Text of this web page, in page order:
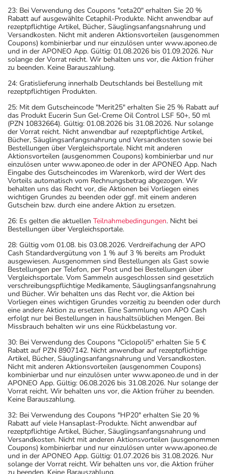
23: Bei Verwendung des Coupons "ceta20" erhalten Sie 20 %
Rabatt auf ausgewählte Cetaphil-Produkte. Nicht anwendbar auf
rezeptpflichtige Artikel, Bücher, Säuglingsanfangsnahrung und
Versandkosten. Nicht mit anderen Aktionsvorteilen (ausgenommen
Coupons) kombinierbar und nur einzulösen unter www.aponeo.de
und in der APONEO App. Gültig: 01.08.2026 bis 01.09.2026. Nur
solange der Vorrat reicht. Wir behalten uns vor, die Aktion früher
zu beenden. Keine Barauszahlung.
24: Gratislieferung innerhalb Deutschlands bei Bestellung mit
rezeptpflichtigen Produkten.
25: Mit dem Gutscheincode "Merit25" erhalten Sie 25 % Rabatt auf
das Produkt Eucerin Sun Gel-Creme Oil Control LSF 50+, 50 ml
(PZN 10832664). Gültig: 01.08.2026 bis 31.08.2026. Nur solange
der Vorrat reicht. Nicht anwendbar auf rezeptpflichtige Artikel,
Bücher, Säuglingsanfangsnahrung und Versandkosten sowie bei
Bestellungen über Vergleichsportale. Nicht mit anderen
Aktionsvorteilen (ausgenommen Coupons) kombinierbar und nur
einzulösen unter www.aponeo.de oder in der APONEO App. Nach
Eingabe des Gutscheincodes im Warenkorb, wird der Wert des
Vorteils automatisch vom Rechnungsbetrag abgezogen. Wir
behalten uns das Recht vor, die Aktionen bei Vorliegen eines
wichtigen Grundes zu beenden oder ggf. mit einem anderen
Gutschein bzw. durch eine andere Aktion zu ersetzen.
26: Es gelten die aktuellen Teilnahmebedingungen. Nicht bei
Bestellungen über Vergleichsportale.
28: Gültig vom 01.08. bis 03.08.2026. Verdreifachung der APO
Cash Standardvergütung von 1 % auf 3 % bereits am Produkt
ausgewiesen. Ausgenommen sind Bestellungen als Gast sowie
Bestellungen per Telefon, per Post und bei Bestellungen über
Vergleichsportale. Vom Sammeln ausgeschlossen sind gesetzlich
verschreibungspflichtige Medikamente, Säuglingsanfangsnahrung
und Bücher. Wir behalten uns das Recht vor, die Aktion bei
Vorliegen eines wichtigen Grundes vorzeitig zu beenden oder durch
eine andere Aktion zu ersetzen. Eine Sammlung von APO Cash
erfolgt nur bei Bestellungen in haushaltsüblichen Mengen. Bei
Missbrauch behalten wir uns eine Rückbelastung vor.
30: Bei Verwendung des Coupons "Ciclopoli5" erhalten Sie 5 €
Rabatt auf PZN 8907142. Nicht anwendbar auf rezeptpflichtige
Artikel, Bücher, Säuglingsanfangsnahrung und Versandkosten.
Nicht mit anderen Aktionsvorteilen (ausgenommen Coupons)
kombinierbar und nur einzulösen unter www.aponeo.de und in der
APONEO App. Gültig: 06.08.2026 bis 31.08.2026. Nur solange der
Vorrat reicht. Wir behalten uns vor, die Aktion früher zu beenden.
Keine Barauszahlung.
32: Bei Verwendung des Coupons "HP20" erhalten Sie 20 %
Rabatt auf viele Hansaplast-Produkte. Nicht anwendbar auf
rezeptpflichtige Artikel, Bücher, Säuglingsanfangsnahrung und
Versandkosten. Nicht mit anderen Aktionsvorteilen (ausgenommen
Coupons) kombinierbar und nur einzulösen unter www.aponeo.de
und in der APONEO App. Gültig: 01.07.2026 bis 31.08.2026. Nur
solange der Vorrat reicht. Wir behalten uns vor, die Aktion früher